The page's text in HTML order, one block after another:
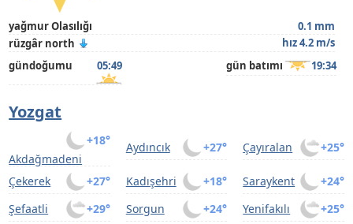
yağmur Olasılığı
0.1 mm
rüzgâr north
hız 4.2 m/s
gündoğumu
05:49 gün batımı 19:34
Yozgat
+18°
Akdağmadeni
+27°
Aydıncık +25°
Çayıralan
+27°
Çekerek +18°
Kadışehri +24°
Saraykent
+29°
Şefaatli +24°
Sorgun +25°
Yenifakılı